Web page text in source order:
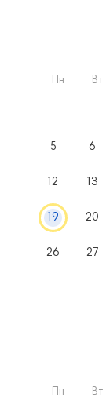
Пн Вт
5 6
12 13
19 20
26 27
Пн Вт